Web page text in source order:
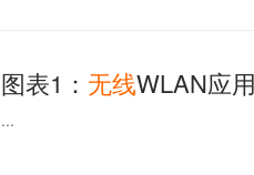
图表1： 无线WLAN应
...